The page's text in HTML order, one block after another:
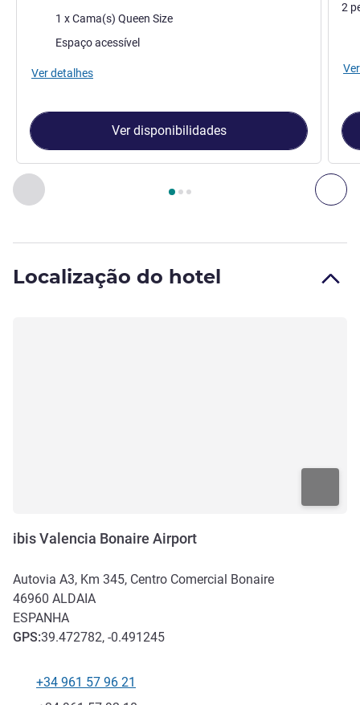
Anterior - Quarto
Página , Quarto 1 : Quarto com cama dupla , Quarto
Cama1 x Cama(s) Queen Size
Espaço acessível
Ver detalhes
Ver disponibilidades
2
Localização do hotel
ibis Valencia Bonaire Airport
Autovia A3, Km 345, Centro Comercial Bonaire
46960 ALDAIA
ESPANHA
GPS:39.472782, -0.491245
Telefone
+34 961 57 96 21